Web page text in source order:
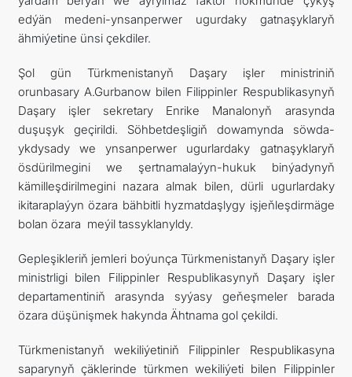
edýän medeni-ynsanperwer ugurdaky gatnaşyklaryň
ähmiýetine ünsi çekdiler.
Şol gün Türkmenistanyň Daşary işler ministriniň
orunbasary A.Gurbanow bilen Filippinler Respublikasynyň
Daşary işler sekretary Enrike Manalonyň arasynda
duşuşyk geçirildi. Söhbetdeşligiň dowamynda söwda-
ykdysady we ynsanperwer ugurlardaky gatnaşyklaryň
ösdürilmegini we şertnamalaýyn-hukuk binýadynyň
kämilleşdirilmegini nazara almak bilen, dürli ugurlardaky
ikitaraplaýyn özara bähbitli hyzmatdaşlygy işjeňleşdirmäge
bolan özara meýil tassyklanyldy.
Gepleşikleriň jemleri boýunça Türkmenistanyň Daşary işler
ministrligi bilen Filippinler Respublikasynyň Daşary işler
departamentiniň arasynda syýasy geňeşmeler barada
özara düşünişmek hakynda Ähtnama gol çekildi.
Türkmenistanyň wekiliýetiniň Filippinler Respublikasyna
saparynyň çäklerinde türkmen wekiliýeti bilen Filippinler